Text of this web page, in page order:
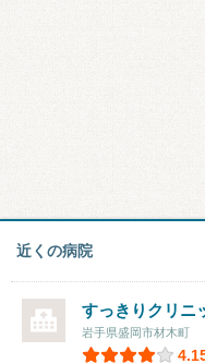
近くの病院
すっきりクリニ
岩手県盛岡市材木町